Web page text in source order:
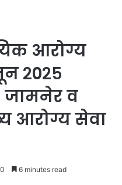
आरोग्य
२०२५
जामनेर व
आरोग्य सेवा
0 6 minutes read